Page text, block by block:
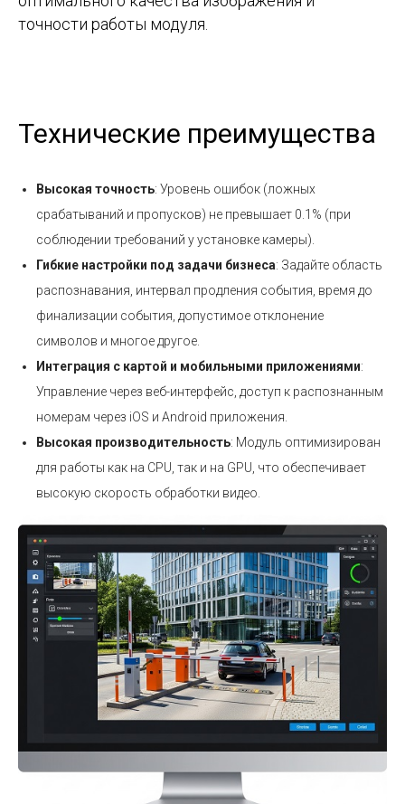
точности работы модуля.
Технические преимущества
Высокая точность: Уровень ошибок (ложных
срабатываний и пропусков) не превышает 0.1% (при
соблюдении требований у установке камеры).
Гибкие настройки под задачи бизнеса: Задайте область
распознавания, интервал продления события, время до
финализации события, допустимое отклонение
символов и многое другое.
Интеграция с картой и мобильными приложениями:
Управление через веб-интерфейс, доступ к распознанным
номерам через iOS и Android приложения.
Высокая производительность: Модуль оптимизирован
для работы как на CPU, так и на GPU, что обеспечивает
высокую скорость обработки видео.